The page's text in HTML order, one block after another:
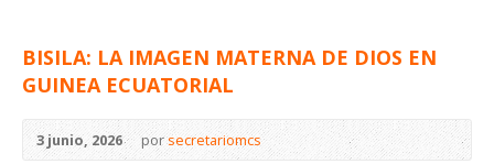
BISILA: LA IMAGEN MATERNA DE DIOS EN
GUINEA ECUATORIAL
3 junio, 2026 porsecretariomcs